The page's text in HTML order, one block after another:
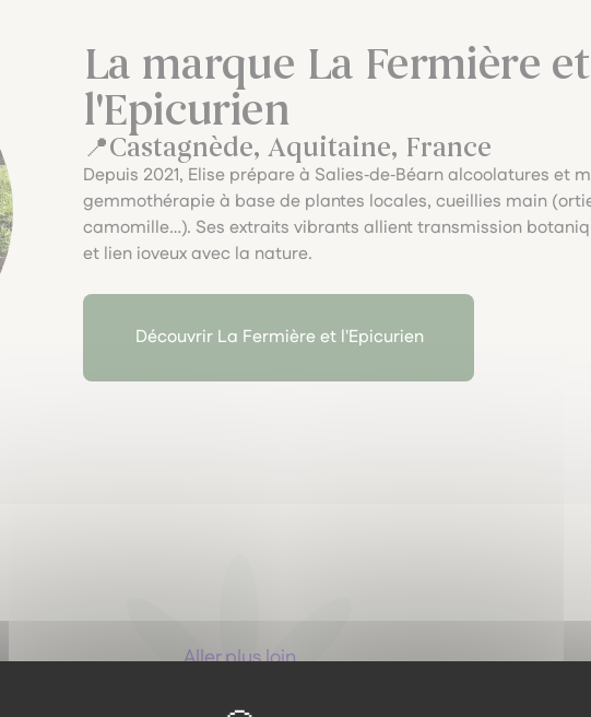
La marque La Fermière et
l'Epicurien
Castagnède, Aquitaine, France
Depuis 2021, Elise prépare à Salies‑de‑Béarn alcoolatures et
gemmothérapie à base de plantes locales, cueillies main
camomille…). Ses extraits vibrants allient transmission
et lien joyeux avec la nature.
Découvrir La Fermière et l'Epicurien
Aller plus loin